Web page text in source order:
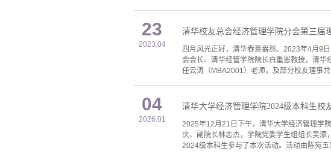
23
2023.04
清华校友总会经济管理学院分会第三届
四月风光正好，清华春意盎然。2023年4月9
会会长、清华经管学院院长白重恩教授，清
任云涛（MBA2001）老师，及部分校友理事
04
2026.01
清华大学经济管理学院2024级本科生校
2025年12月21日下午，清华大学经济管理学
庆、副院长林志杰，学院党委学生组组长吴
2024级本科生参与了本次活动。活动由陈宛